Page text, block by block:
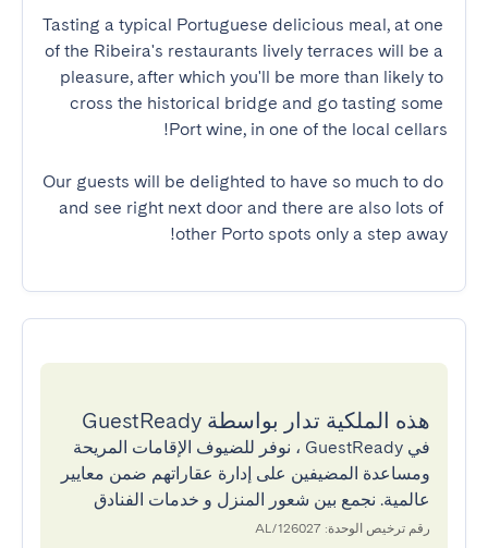
Tasting a typical Portuguese delicious meal, at one
of the Ribeira's restaurants lively terraces will be a
pleasure, after which you'll be more than likely to
cross the historical bridge and go tasting some
Our guests will be delighted to have so much to do
and see right next door and there are also lots of
other Porto spots only a step away!
هذه الملكية تدار بواسطة GuestReady
في GuestReady ، نوفر للضيوف الإقامات المريحة
ومساعدة المضيفين على إدارة عقاراتهم ضمن معايير
عالمية. نجمع بين شعور المنزل و خدمات الفنادق
رقم ترخيص الوحدة: 126027/AL